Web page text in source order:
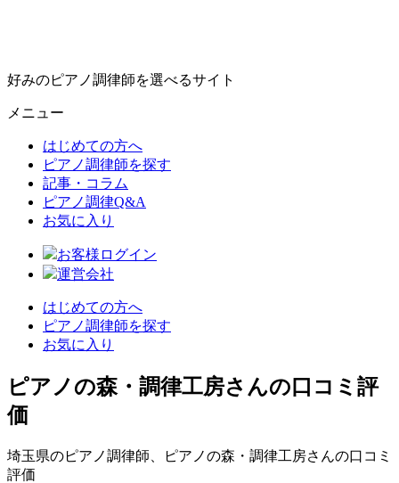
好みのピアノ調律師を選べるサイト
メニュー
はじめての方へ
ピアノ調律師を探す
記事・コラム
ピアノ調律Q&A
お気に入り
お客様ログイン
運営会社
はじめての方へ
ピアノ調律師を探す
お気に入り
ピアノの森・調律工房さんの口コミ評
価
埼玉県のピアノ調律師、ピアノの森・調律工房さんの口コミ
評価